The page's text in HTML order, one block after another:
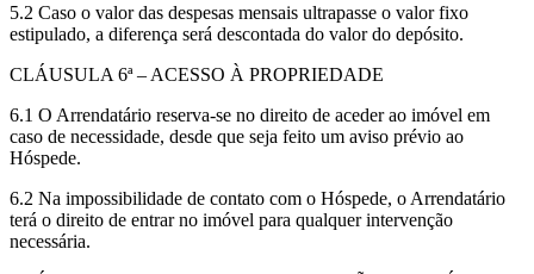
5.2 Caso o valor das despesas mensais ultrapasse o valor fixo
estipulado, a diferença será descontada do valor do depósito.
CLÁUSULA 6ª – ACESSO À PROPRIEDADE
6.1 O Arrendatário reserva-se no direito de aceder ao imóvel em
caso de necessidade, desde que seja feito um aviso prévio ao
Hóspede.
6.2 Na impossibilidade de contato com o Hóspede, o Arrendatário
terá o direito de entrar no imóvel para qualquer intervenção
necessária.